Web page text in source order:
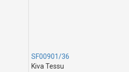
SF00901/36
Kiva Tessu